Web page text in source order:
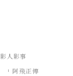
影人影事
阿飛正傳